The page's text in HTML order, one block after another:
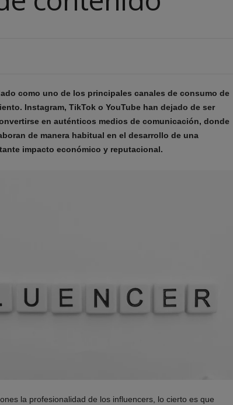
como uno de los principales canales de consumo de
Instagram, TikTok o YouTube han dejado de ser
en auténticos medios de comunicación, donde
de manera habitual en el desarrollo de una
impacto económico y reputacional.
la profesionalidad de los influencers, lo cierto es que